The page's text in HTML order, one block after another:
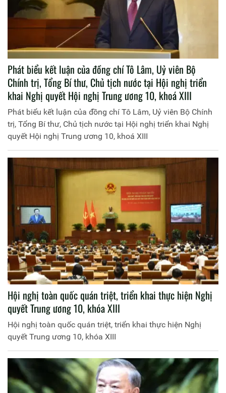
Phát biểu kết luận của đồng chí Tô Lâm, Uỷ viên Bộ
Chính trị, Tổng Bí thư, Chủ tịch nước tại Hội nghị triển
khai Nghị quyết Hội nghị Trung ương 10, khoá XIII
Phát biểu kết luận của đồng chí Tô Lâm, Uỷ viên Bộ Chính
trị, Tổng Bí thư, Chủ tịch nước tại Hội nghị triển khai Nghị
quyết Hội nghị Trung ương 10, khoá XIII
Hội nghị toàn quốc quán triệt, triển khai thực hiện Nghị
quyết Trung ương 10, khóa XIII
Hội nghị toàn quốc quán triệt, triển khai thực hiện Nghị
quyết Trung ương 10, khóa XIII